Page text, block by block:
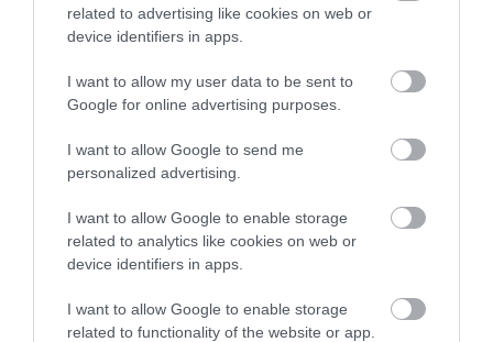
related to advertising like cookies on web or
device identifiers in apps.
I want to allow my user data to be sent to
Google for online advertising purposes.
I want to allow Google to send me
personalized advertising.
I want to allow Google to enable storage
related to analytics like cookies on web or
device identifiers in apps.
I want to allow Google to enable storage
related to functionality of the website or app.
TOVÁBB...
Agyrém! A Fidesz Egerből
üzeni Brüsszelnek:
vigyázzatok, minden fent
van a honlapon!
2019. november 30| Kondor András
Ma már eljutottunk oda, ha migránsozások,
brüsszelezés vagy éppen sorosozás
közben valamelyik fél megpróbálja
értelmesen, érthetően és egyértelműen